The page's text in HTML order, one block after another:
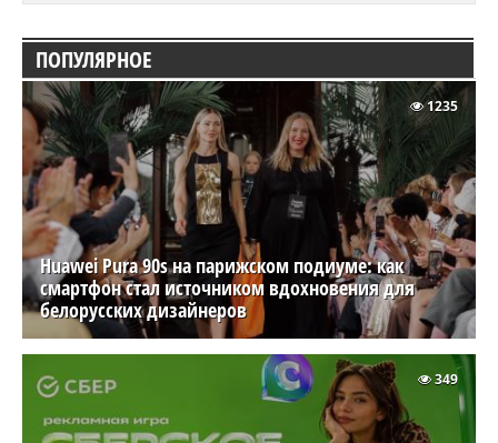
ПОПУЛЯРНОЕ
Huawei Pura 90s на парижском подиуме: как
смартфон стал источником вдохновения для
белорусских дизайнеров
1235
349